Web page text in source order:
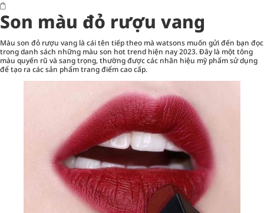
Son màu đỏ rượu vang
Màu son đỏ rượu vang là cái tên tiếp theo mà watsons muốn gửi đến bạn đọc
trong danh sách những màu son hot trend hiện nay 2023. Đây là một tông
màu quyến rũ và sang trọng, thường được các nhãn hiệu mỹ phẩm sử dụng
để tạo ra các sản phẩm trang điểm cao cấp.